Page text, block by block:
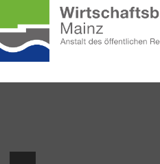
Przejdź do treści
głównej